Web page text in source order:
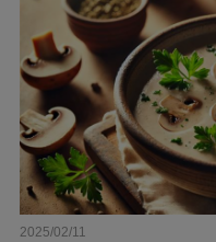
2025/02/11